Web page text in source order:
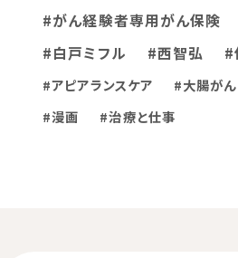
#がん経験者専用がん保険
#白戸ミフル
#西智弘 #
#アピアランスケア #大腸がん
#漫画
#治療と仕事